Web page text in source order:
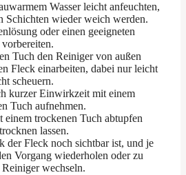
Wasser leicht anfeuchten,
Schichten wieder weich werden.
oder einen geeigneten
Tuch den Reiniger von außen
Fleck einarbeiten, dabei nur leicht
scheuern.
kurzer Einwirkzeit mit einem
Tuch aufnehmen.
einem trockenen Tuch abtupfen
lassen.
der Fleck noch sichtbar ist, und je
Vorgang wiederholen oder zu
wechseln.